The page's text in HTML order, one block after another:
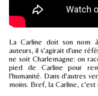
La Carline doit son nom
auteurs, il s'agirait d'une
ne soit Charlemagne: on
pied de Carline pour
l'humanité. Dans d'autres
moins. Bref, la Carline, c'est